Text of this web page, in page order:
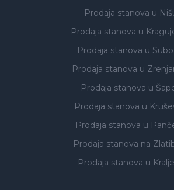
Prodaja stanova u
Prodaja stanova u
Prodaja stanova u
Prodaja stanova u
Prodaja stanova u
Prodaja stanova u
Prodaja stanova u
Prodaja stanova na
Prodaja stanova u